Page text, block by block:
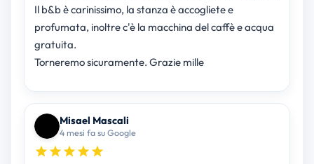
Il b&b è carinissimo, la stanza è accogliete e
profumata, inoltre c'è la macchina del caffè e acqua
gratuita.
Torneremo sicuramente. Grazie mille
Misael Mascali
4 mesi fa su Google